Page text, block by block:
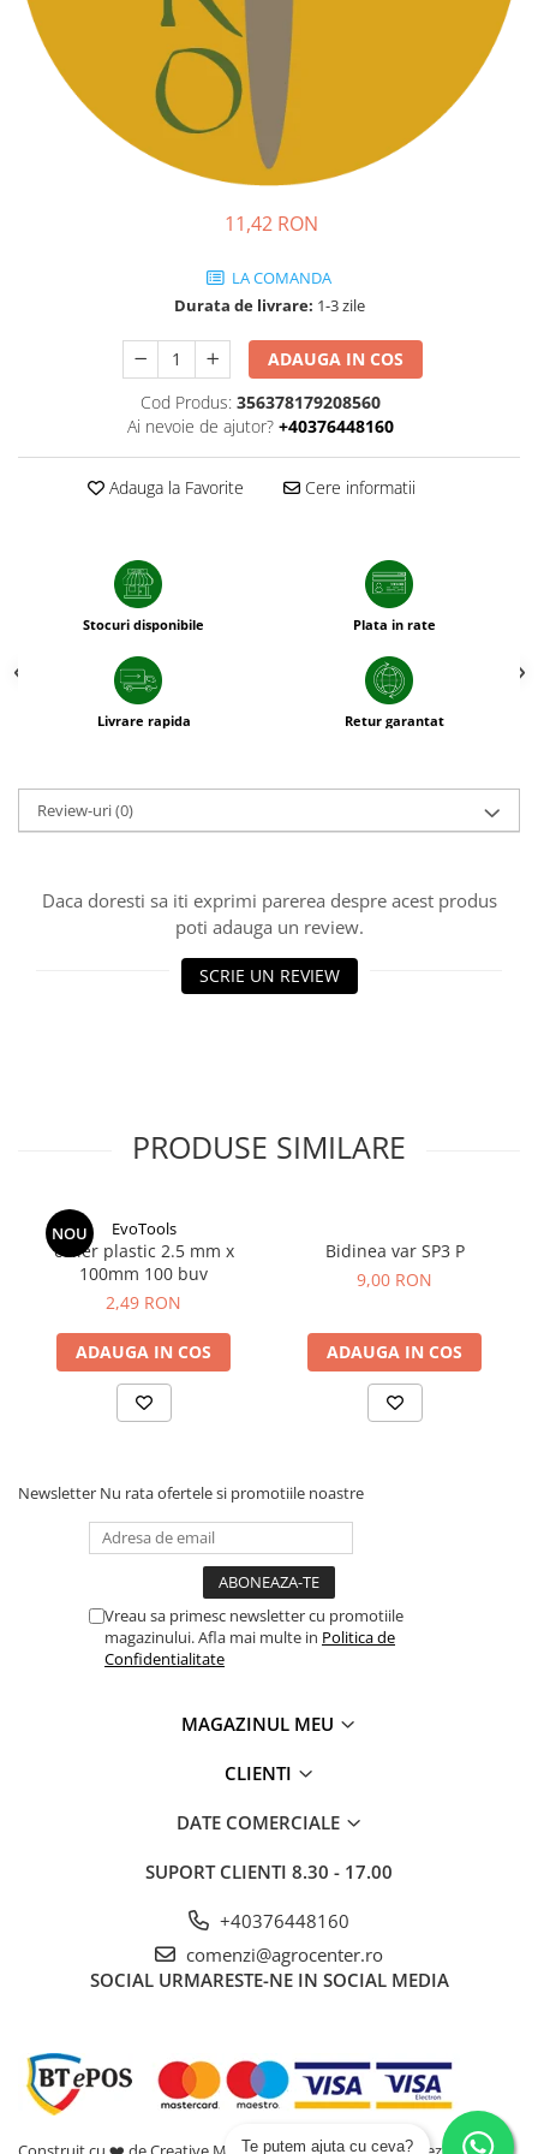
Ridichi
Salata
Spanac
11,42 RON
LA COMANDA
Durata de livrare: 1-3 zile
ADAUGA IN COS
Cod Produs: 356378179208560
Ai nevoie de ajutor? +40376448160
Adauga la Favorite Cere informatii
Stocuri disponibile Plata in rate
Livrare rapida Retur garantat
Review-uri(0)
Daca doresti sa iti exprimi parerea despre acest produs
poti adauga un review.
SCRIE UN REVIEW
PRODUSE SIMILARE
NOU EvoTools
colier plastic 2.5 mm x
100mm 100 buv
2,49 RON
ADAUGA IN COS
Bidinea var SP3 P
9,00 RON
ADAUGA IN COS
Newsletter Nu rata ofertele si promotiile noastre
Vreau sa primesc newsletter cu promotiile
magazinului. Afla mai multe in Politica de
Confidentialitate
MAGAZINUL MEU
CLIENTI
DATE COMERCIALE
SUPORT CLIENTI 8.30 - 17.00
+40376448160
comenzi@agrocenter.ro
SOCIAL URMARESTE-NE IN SOCIAL MEDIA
Te putem ajuta cu ceva?